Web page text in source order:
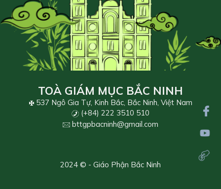
TOÀ GIÁM MỤC BẮC NINH
537 Ngô Gia Tự, Kinh Bắc, Bắc Ninh, Việt Nam
(+84) 222 3510 510
bttgpbacninh@gmail.com
2024 © - Giáo Phận Bắc Ninh